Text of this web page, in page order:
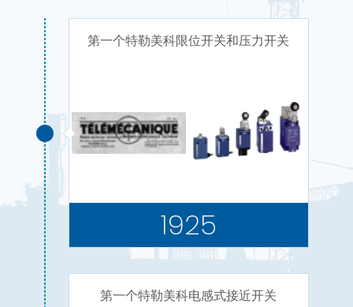
第一个特勒美科限位开关和压力开关
1925
第一个特勒美科电感式接近开关